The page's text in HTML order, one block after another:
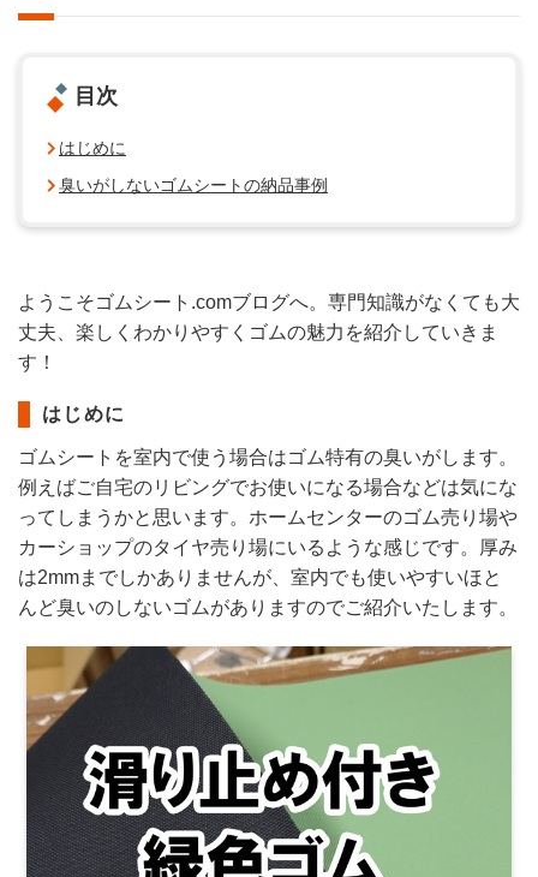
目次
はじめに
臭いがしないゴムシートの納品事例
ようこそゴムシート.comブログへ。専門知識がなくても大
丈夫、楽しくわかりやすくゴムの魅力を紹介していきま
す！
はじめに
ゴムシートを室内で使う場合はゴム特有の臭いがします。
例えばご自宅のリビングでお使いになる場合などは気にな
ってしまうかと思います。ホームセンターのゴム売り場や
カーショップのタイヤ売り場にいるような感じです。厚み
は2mmまでしかありませんが、室内でも使いやすいほと
んど臭いのしないゴムがありますのでご紹介いたします。